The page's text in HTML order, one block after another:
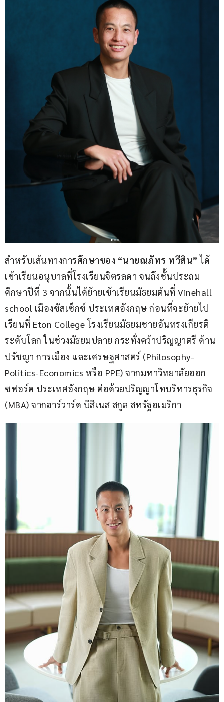
สำหรับเส้นทางการศึกษาของ “นายณภัทร ทวีสิน” ได้
เข้าเรียนอนุบาลที่โรงเรียนจิตรลดา จนถึงชั้นประถม
ศึกษาปีที่ 3 จากนั้นได้ย้ายเข้าเรียนมัธยมต้นที่ Vinehall
school เมืองซัสเซ็กซ์ ประเทศอังกฤษ ก่อนที่จะย้ายไป
เรียนที่ Eton College โรงเรียนมัธยมชายอันทรงเกียรติ
ระดับโลก ในช่วงมัธยมปลาย กระทั่งคว้าปริญญาตรี ด้าน
ปรัชญา การเมือง และเศรษฐศาสตร์ (Philosophy-
Politics-Economics หรือ PPE) จากมหาวิทยาลัยออก
ซฟอร์ด ประเทศอังกฤษ ต่อด้วยปริญญาโทบริหารธุรกิจ
(MBA) จากฮาร์วาร์ด บิสิเนส สกูล สหรัฐอเมริกา